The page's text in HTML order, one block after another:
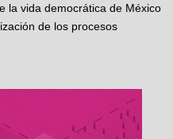
la vida democrática de México
de los procesos